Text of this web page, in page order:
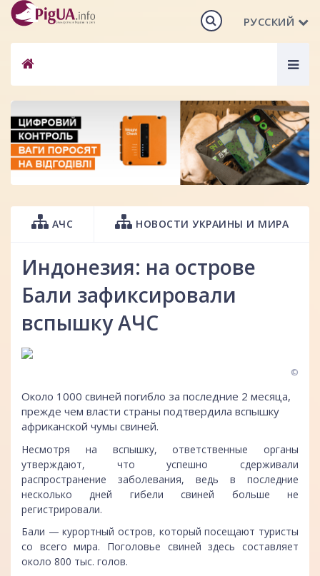
РУССКИЙ
АЧС НОВОСТИ УКРАИНЫ И МИРА
Индонезия: на острове
Бали зафиксировали
вспышку АЧС
©
Около 1000 свиней погибло за последние 2 месяца,
прежде чем власти страны подтвердила вспышку
африканской чумы свиней.
Несмотря на вспышку, ответственные органы
утверждают, что успешно сдерживали
распространение заболевания, ведь в последние
несколько дней гибели свиней больше не
регистрировали.
Бали — курортный остров, который посещают туристы
со всего мира. Поголовье свиней здесь составляет
около 800 тыс. голов.